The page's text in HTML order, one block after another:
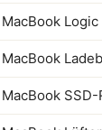
MacBook
MacBook
MacBook